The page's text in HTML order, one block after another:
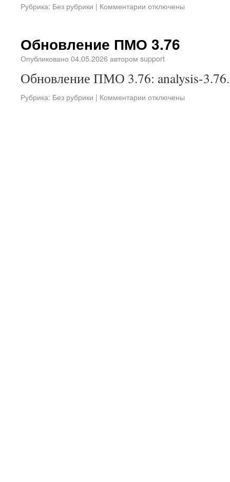
Рубрика: Без рубрики | Комментарии отключены
Обновление ПМО 3.76
Опубликовано 04.05.2026автором support
Обновление ПМО 3.76: analysis-
Рубрика: Без рубрики | Комментарии отключены